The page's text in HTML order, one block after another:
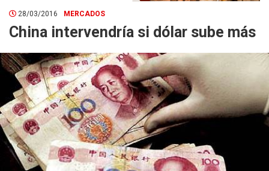
28/03/2016 MERCADOS
China intervendría si dólar sube más